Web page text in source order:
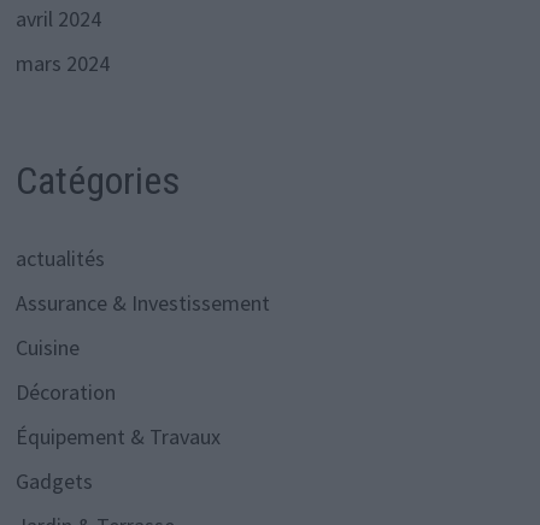
avril 2024
mars 2024
Catégories
actualités
Assurance & Investissement
Cuisine
Décoration
Équipement & Travaux
Gadgets